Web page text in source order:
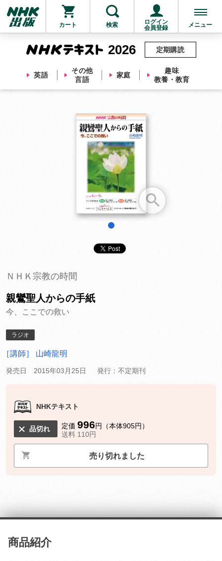
カート 検索
ログイン
会員登録
メニュー
2026
英語
その他
言語
家庭
趣味
教養・教育
定期購読
他にも商品を買う
ＮＨＫ宗教の時間
親鸞聖人からの手紙
今、ここでの救い
ラジオ
［講師］ 山崎龍明
発売日 2015年03月25日 発行：不定期刊
NHKテキスト
品切れ 定価 996円（本体905円）
送料 110円
売り切れました
商品紹介